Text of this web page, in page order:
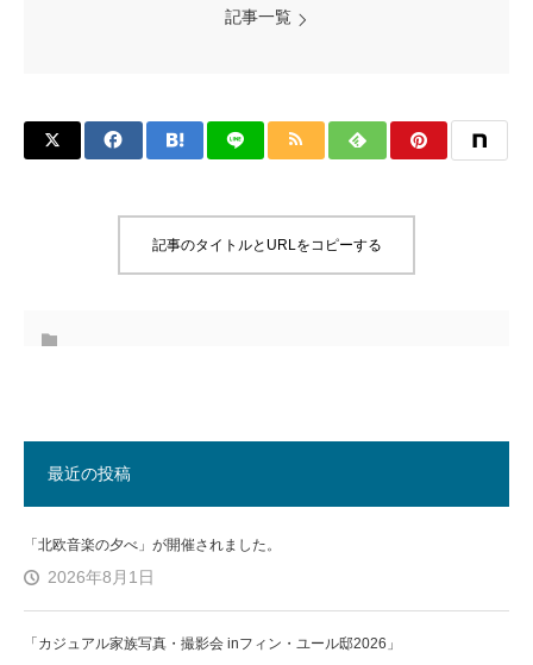
記事一覧
記事のタイトルとURLをコピーする
最近の投稿
「北欧音楽の夕べ」が開催されました。
2026年8月1日
「カジュアル家族写真・撮影会 inフィン・ユール邸2026」